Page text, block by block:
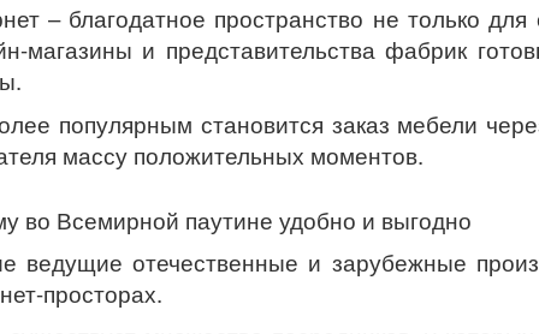
– благодатное пространство не только
магазины и представительства фабрик
популярным становится заказ мебели
массу положительных моментов.
во Всемирной паутине удобно и выгодно
ведущие отечественные и зарубежные
просторах.